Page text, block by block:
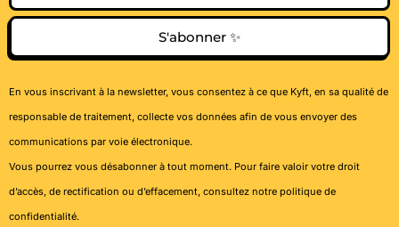
S'abonner ✨
En vous inscrivant à la newsletter, vous consentez à ce que Kyft, en sa qualité de
responsable de traitement, collecte vos données afin de vous envoyer des
communications par voie électronique.
Vous pourrez vous désabonner à tout moment. Pour faire valoir votre droit
d’accès, de rectification ou d’effacement, consultez notre politique de
confidentialité.